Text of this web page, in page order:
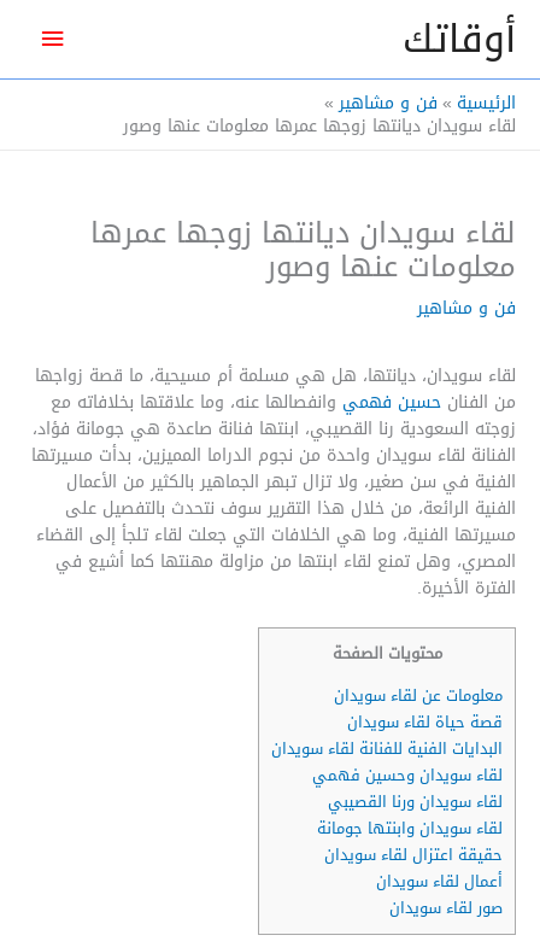
تخطي
المحتوىأوقاتك
الرئيسية فن و مشاهير
لقاء سويدان ديانتها زوجها عمرها معلومات عنها وصور
لقاء سويدان ديانتها زوجها عمرها
معلومات عنها وصور
فن و مشاهير
لقاء سويدان، ديانتها، هل هي مسلمة أم مسيحية، ما قصة زواجها
من الفنان حسين فهمي وانفصالها عنه، وما علاقتها بخلافاته مع
زوجته السعودية رنا القصيبي، ابنتها فنانة صاعدة هي جومانة فؤاد،
الفنانة لقاء سويدان واحدة من نجوم الدراما المميزين، بدأت مسيرتها
الفنية في سن صغير، ولا تزال تبهر الجماهير بالكثير من الأعمال
الفنية الرائعة، من خلال هذا التقرير سوف نتحدث بالتفصيل على
مسيرتها الفنية، وما هي الخلافات التي جعلت لقاء تلجأ إلى القضاء
المصري، وهل تمنع لقاء ابنتها من مزاولة مهنتها كما أشيع في
الفترة الأخيرة.
محتويات الصفحة
معلومات عن لقاء سويدان
قصة حياة لقاء سويدان
البدايات الفنية للفنانة لقاء سويدان
لقاء سويدان وحسين فهمي
لقاء سويدان ورنا القصيبي
لقاء سويدان وابنتها جومانة
حقيقة اعتزال لقاء سويدان
أعمال لقاء سويدان
صور لقاء سويدان